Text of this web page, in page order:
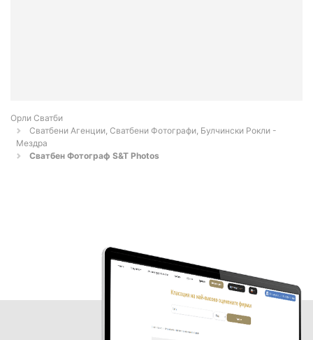
Орли Сватби
Сватбени Агенции, Сватбени Фотографи, Булчински Рокли -
Мездра
Сватбен Фотограф S&T Photos